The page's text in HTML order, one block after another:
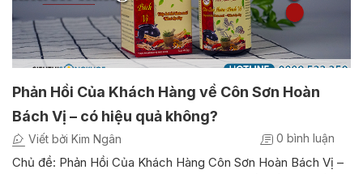
Phản Hồi Của Khách Hàng về Côn Sơn Hoàn
Bách Vị – có hiệu quả không?
Viết bởi Kim Ngân 0 bình luận
Chủ đề: Phản Hồi Của Khách Hàng Côn Sơn Hoàn Bách Vị –